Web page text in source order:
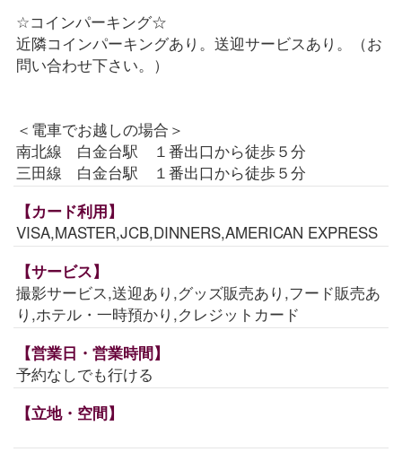
☆コインパーキング☆
近隣コインパーキングあり。送迎サービスあり。（お
問い合わせ下さい。）
＜電車でお越しの場合＞
南北線 白金台駅 １番出口から徒歩５分
三田線 白金台駅 １番出口から徒歩５分
【カード利用】
VISA,MASTER,JCB,DINNERS,AMERICAN EXPRESS
【サービス】
撮影サービス,送迎あり,グッズ販売あり,フード販売あ
り,ホテル・一時預かり,クレジットカード
【営業日・営業時間】
予約なしでも行ける
【立地・空間】